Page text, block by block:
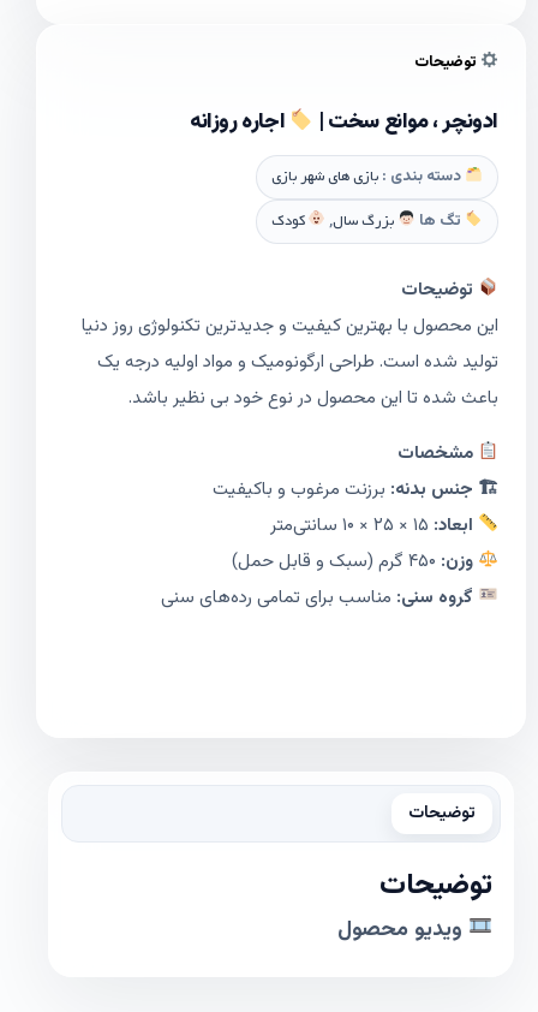
توضیحات
ادونچر ، موانع سخت | اجاره روزانه
دسته بندی : بازی های شهر بازی
تگ ها
بزرگ سال, کودک
توضیحات
این محصول با بهترین کیفیت و جدیدترین تکنولوژی روز دنیا
تولید شده است. طراحی ارگونومیک و مواد اولیه درجه یک
باعث شده تا این محصول در نوع خود بی نظیر باشد.
مشخصات
🏗 جنس بدنه: برزنت مرغوب و باکیفیت
ابعاد:
وزن:
گروه سنی: مناسب برای تمامی رده‌های سنی
توضیحات
توضیحات
ویدیو محصول